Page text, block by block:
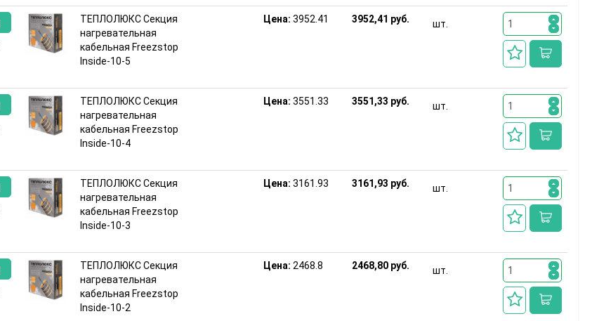
ТЕПЛОЛЮКС Секция
нагревательная
кабельная Freezstop
Inside-10-5
Цена: 3952.41 3952,41 руб. шт.
ТЕПЛОЛЮКС Секция
нагревательная
кабельная Freezstop
Inside-10-4
Цена: 3551.33 3551,33 руб. шт.
ТЕПЛОЛЮКС Секция
нагревательная
кабельная Freezstop
Inside-10-3
Цена: 3161.93 3161,93 руб. шт.
ТЕПЛОЛЮКС Секция
нагревательная
кабельная Freezstop
Inside-10-2
Цена: 2468.8 2468,80 руб. шт.